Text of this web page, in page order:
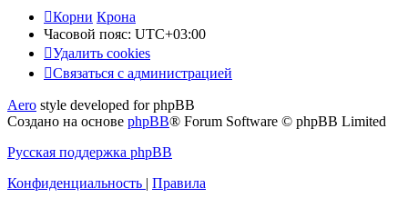
Корни Крона
Часовой пояс: UTC+03:00
Удалить cookies
Связаться
администрацией
Связаться с администрацией
Aero style developed for phpBB
Создано на основе phpBB® Forum Software © phpBB Limited
Русская поддержка phpBB
Конфиденциальность | Правила